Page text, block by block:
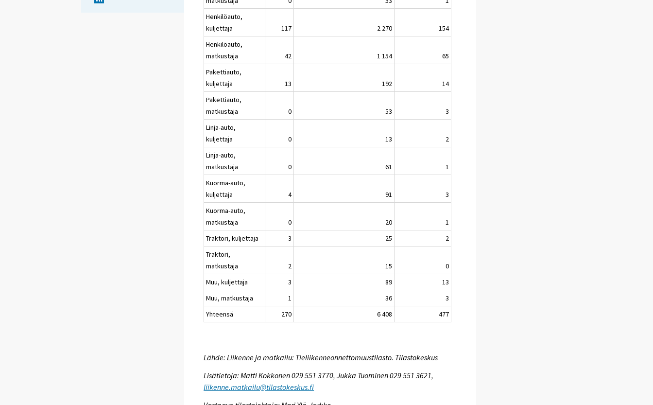
Henkilöauto,
kuljettaja
117 2 270
154
Henkilöauto,
matkustaja
42 1 154
65
Pakettiauto,
kuljettaja
13 192
14
Pakettiauto,
matkustaja
0 53
3
Linja-auto,
kuljettaja
0 13
2
Linja-auto,
matkustaja
0 61
1
Kuorma-auto,
kuljettaja
4 91
3
Kuorma-auto,
matkustaja
0 20
1
Traktori, kuljettaja
3 25
2
Traktori,
matkustaja
2 15
0
Muu, kuljettaja
3 89
13
Muu, matkustaja
1 36
3
Yhteensä
270 6 408 477
Lähde: Liikenne ja matkailu: Tieliikenneonnettomuustilasto. Tilastokeskus
Lisätietoja: Matti Kokkonen 029 551 3770, Jukka Tuominen 029 551 3621,
liikenne.matkailu@tilastokeskus.fi